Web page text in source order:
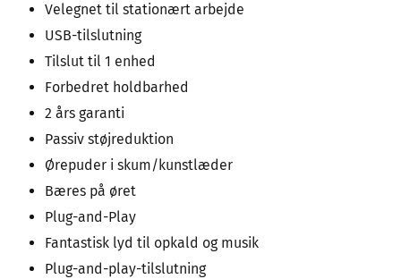
Velegnet til stationært arbejde
USB-tilslutning
Tilslut til 1 enhed
Forbedret holdbarhed
2 års garanti
Passiv støjreduktion
Ørepuder i skum/kunstlæder
Bæres på øret
Plug-and-Play
Fantastisk lyd til opkald og musik
Plug-and-play-tilslutning